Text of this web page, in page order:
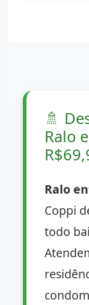
🚿
Ralo
Ralo
Coppi
todo